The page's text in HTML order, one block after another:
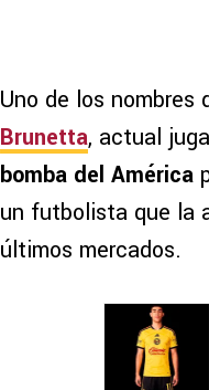
Uno de los
Brunetta, actual
bomba del América
un futbolista que la
últimos mercados.